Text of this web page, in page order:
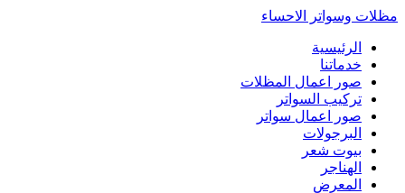
مظلات وسواتر الاحساء
الرئيسية
خدماتنا
صور اعمال المظلات
تركيب السواتر
صور اعمال سواتر
البرجولات
بيوت شعر
الهناجر
المعرض